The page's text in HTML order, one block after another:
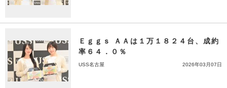
Ｅｇｇｓ ＡＡは１万１８２４台、成約
率６４．０％
USS名古屋 2026年03月07日